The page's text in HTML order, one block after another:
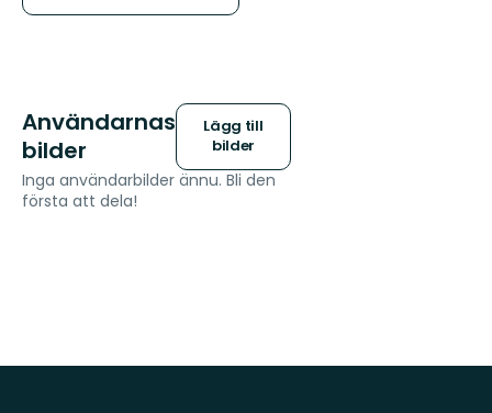
Användarnas
bilder
Lägg till
bilder
Inga användarbilder ännu. Bli den
första att dela!